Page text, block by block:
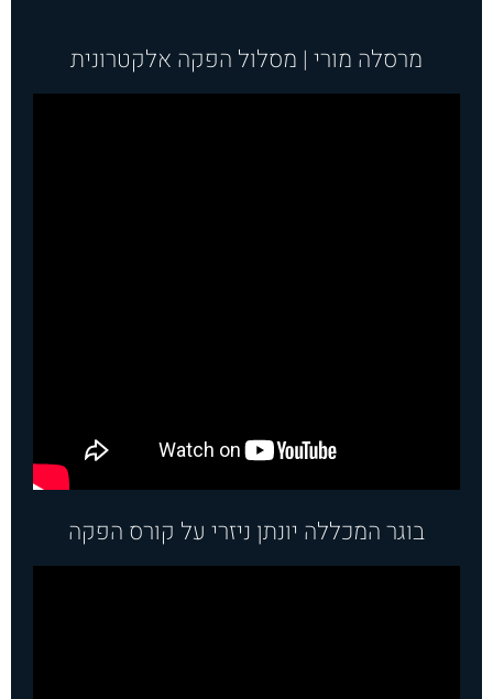
בוגר המכללה יונתן ניזרי על קורס הפקה
מרסלה מורי | מסלול הפקה אלקטרונית